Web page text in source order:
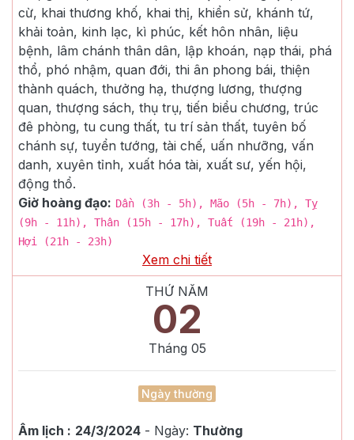
cừ, khai thương khố, khai thị, khiển sử, khánh tứ,
khải toản, kinh lạc, kì phúc, kết hôn nhân, liệu
bệnh, lâm chánh thân dân, lập khoán, nạp thái, phá
thổ, phó nhậm, quan đới, thi ân phong bái, thiện
thành quách, thưởng hạ, thượng lương, thượng
quan, thượng sách, thụ trụ, tiến biểu chương, trúc
đê phòng, tu cung thất, tu trí sản thất, tuyên bố
chánh sự, tuyển tướng, tài chế, uấn nhưỡng, vấn
danh, xuyên tỉnh, xuất hóa tài, xuất sư, yến hội,
động thổ.
Giờ hoàng đạo: Dần (3h - 5h), Mão (5h - 7h), Tỵ
(9h - 11h), Thân (15h - 17h), Tuất (19h - 21h),
Hợi (21h - 23h)
Xem chi tiết
THỨ NĂM
02
Tháng 05
Ngày thường
Âm lịch : 24/3/2024- Ngày: Thường